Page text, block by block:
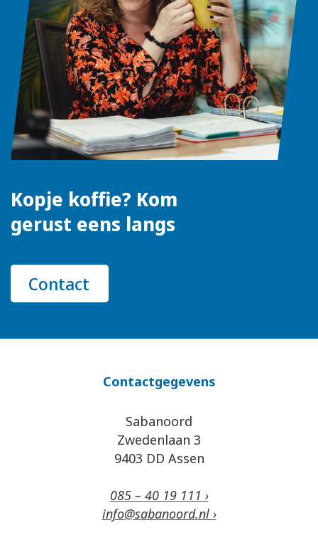
Kopje koffie? Kom
gerust eens langs
Contact
Contactgegevens
Sabanoord
Zwedenlaan 3
9403 DD Assen
085 – 40 19 111 ›
info@sabanoord.nl ›